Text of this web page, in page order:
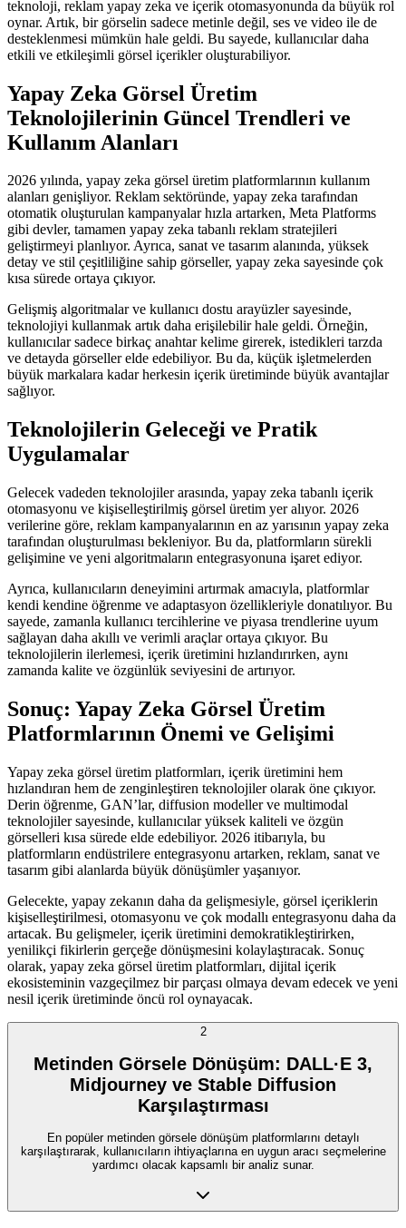
teknoloji, reklam yapay zeka ve içerik otomasyonunda da büyük rol
oynar. Artık, bir görselin sadece metinle değil, ses ve video ile de
desteklenmesi mümkün hale geldi. Bu sayede, kullanıcılar daha
etkili ve etkileşimli görsel içerikler oluşturabiliyor.
Yapay Zeka Görsel Üretim
Teknolojilerinin Güncel Trendleri ve
Kullanım Alanları
2026 yılında, yapay zeka görsel üretim platformlarının kullanım
alanları genişliyor. Reklam sektöründe, yapay zeka tarafından
otomatik oluşturulan kampanyalar hızla artarken, Meta Platforms
gibi devler, tamamen yapay zeka tabanlı reklam stratejileri
geliştirmeyi planlıyor. Ayrıca, sanat ve tasarım alanında, yüksek
detay ve stil çeşitliliğine sahip görseller, yapay zeka sayesinde çok
kısa sürede ortaya çıkıyor.
Gelişmiş algoritmalar ve kullanıcı dostu arayüzler sayesinde,
teknolojiyi kullanmak artık daha erişilebilir hale geldi. Örneğin,
kullanıcılar sadece birkaç anahtar kelime girerek, istedikleri tarzda
ve detayda görseller elde edebiliyor. Bu da, küçük işletmelerden
büyük markalara kadar herkesin içerik üretiminde büyük avantajlar
sağlıyor.
Teknolojilerin Geleceği ve Pratik
Uygulamalar
Gelecek vadeden teknolojiler arasında, yapay zeka tabanlı içerik
otomasyonu ve kişiselleştirilmiş görsel üretim yer alıyor. 2026
verilerine göre, reklam kampanyalarının en az yarısının yapay zeka
tarafından oluşturulması bekleniyor. Bu da, platformların sürekli
gelişimine ve yeni algoritmaların entegrasyonuna işaret ediyor.
Ayrıca, kullanıcıların deneyimini artırmak amacıyla, platformlar
kendi kendine öğrenme ve adaptasyon özellikleriyle donatılıyor. Bu
sayede, zamanla kullanıcı tercihlerine ve piyasa trendlerine uyum
sağlayan daha akıllı ve verimli araçlar ortaya çıkıyor. Bu
teknolojilerin ilerlemesi, içerik üretimini hızlandırırken, aynı
zamanda kalite ve özgünlük seviyesini de artırıyor.
Sonuç: Yapay Zeka Görsel Üretim
Platformlarının Önemi ve Gelişimi
Yapay zeka görsel üretim platformları, içerik üretimini hem
hızlandıran hem de zenginleştiren teknolojiler olarak öne çıkıyor.
Derin öğrenme, GAN’lar, diffusion modeller ve multimodal
teknolojiler sayesinde, kullanıcılar yüksek kaliteli ve özgün
görselleri kısa sürede elde edebiliyor. 2026 itibarıyla, bu
platformların endüstrilere entegrasyonu artarken, reklam, sanat ve
tasarım gibi alanlarda büyük dönüşümler yaşanıyor.
Gelecekte, yapay zekanın daha da gelişmesiyle, görsel içeriklerin
kişiselleştirilmesi, otomasyonu ve çok modallı entegrasyonu daha da
artacak. Bu gelişmeler, içerik üretimini demokratikleştirirken,
yenilikçi fikirlerin gerçeğe dönüşmesini kolaylaştıracak. Sonuç
olarak, yapay zeka görsel üretim platformları, dijital içerik
ekosisteminin vazgeçilmez bir parçası olmaya devam edecek ve yeni
nesil içerik üretiminde öncü rol oynayacak.
2
Metinden Görsele Dönüşüm: DALL·E 3,
Midjourney ve Stable Diffusion
Karşılaştırması
En popüler metinden görsele dönüşüm platformlarını detaylı
karşılaştırarak, kullanıcıların ihtiyaçlarına en uygun aracı seçmelerine
yardımcı olacak kapsamlı bir analiz sunar.